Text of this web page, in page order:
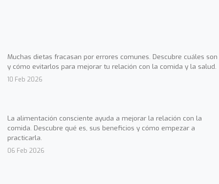
Muchas dietas fracasan por errores comunes. Descubre cuáles son
y cómo evitarlos para mejorar tu relación con la comida y la salud.
10 Feb 2026
La alimentación consciente ayuda a mejorar la relación con la
comida. Descubre qué es, sus beneficios y cómo empezar a
practicarla.
06 Feb 2026